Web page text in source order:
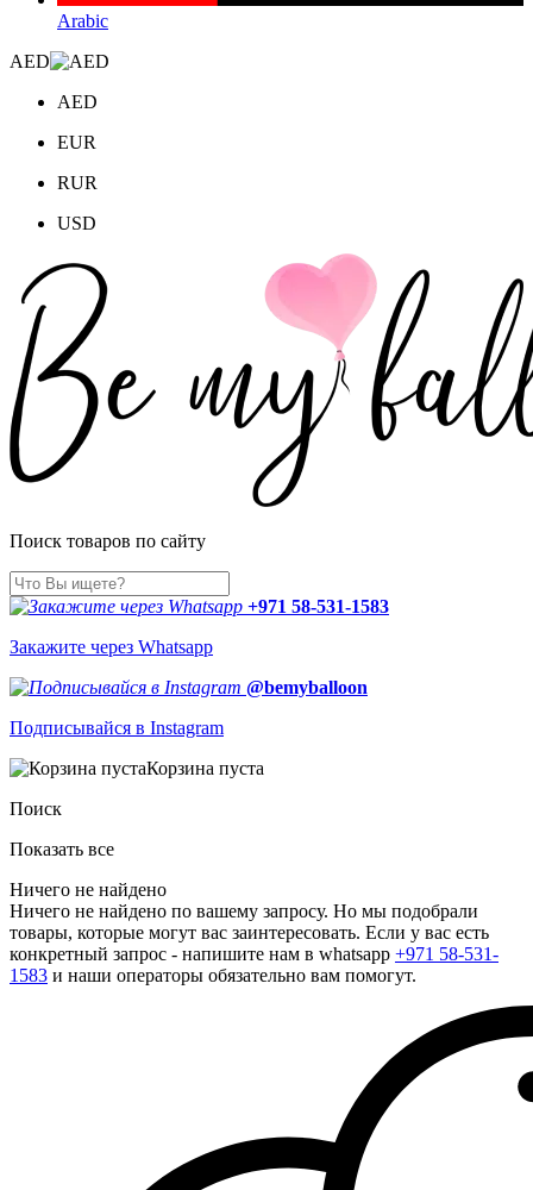
Arabic
AED
AED
EUR
RUR
USD
Поиск товаров по сайту
+971 58-531-1583
Закажите через Whatsapp
@bemyballoon
Подписывайся в Instagram
Корзина пуста
Поиск
Показать все
Ничего не найдено
Ничего не найдено по вашему запросу. Но мы подобрали
товары, которые могут вас заинтересовать. Если у вас есть
конкретный запрос - напишите нам в whatsapp +971 58-531-
1583 и наши операторы обязательно вам помогут.